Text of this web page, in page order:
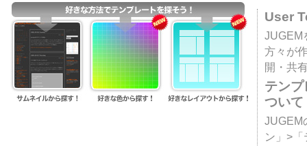
User
JUGEM
方々が
開・共
テン
ついて
JUGEM
ン」>